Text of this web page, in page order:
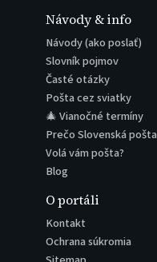
Návody & info
Návody (ako poslať)
Slovník pojmov
Časté otázky
Pošta cez sviatky
🎄 Vianočné termíny
Prečo Slovenská pošta
Volá vám pošta?
Blog
O portáli
Kontakt
Ochrana súkromia